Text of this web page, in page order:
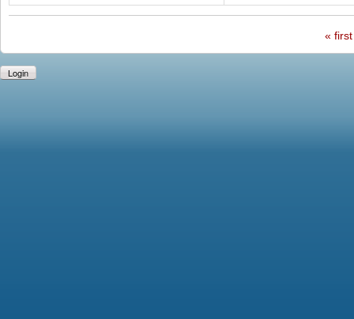
« first
Login